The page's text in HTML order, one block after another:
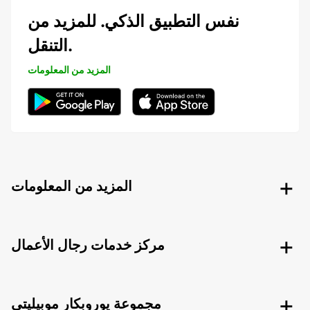
نفس التطبيق الذكي. للمزيد من
التنقل.
المزيد من المعلومات
المزيد من المعلومات
مركز خدمات رجال الأعمال
مجموعة يوروبكار موبيليتي